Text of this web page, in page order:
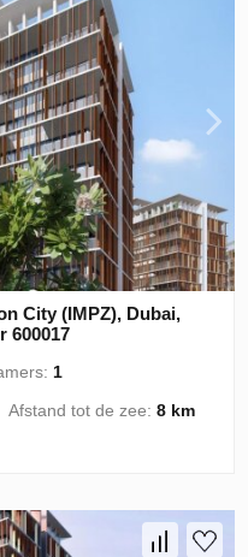
City (IMPZ), Dubai,
600017
1
Afstand tot de zee:8 km